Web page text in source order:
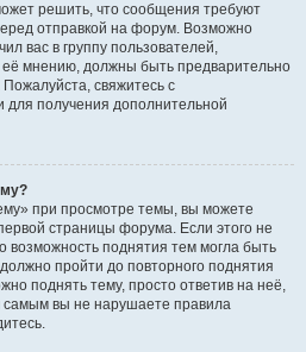
решить, что сообщения требуют
отправкой на форум. Возможно
вас в группу пользователей,
мнению, должны быть предварительно
свяжитесь с
получения дополнительной
при просмотре темы, вы можете
страницы форума. Если этого не
возможность поднятия тем могла быть
пройти до повторного поднятия
поднять тему, просто ответив на неё,
самым вы не нарушаете правила